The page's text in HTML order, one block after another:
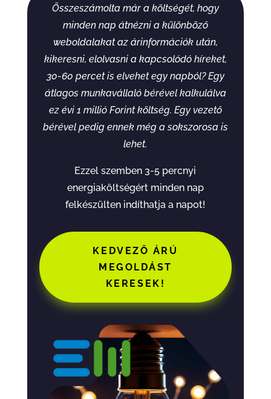
Összeszámolta már a költségét, hogy
minden nap átnézni a különböző
weboldalakat az árinformációk után,
kikeresni, elolvasni a kapcsolódó híreket,
30-60 percet is elvehet egy napból? Egy
átlagos munkavállaló bérével kalkulálva
ez évi 1 millió Forint költség. Egy vezető
bérével pedig ennek még a sokszorosa is
lehet.
Ezzel szemben 3-5 percnyi
energiaköltségért minden nap
felkészülten indíthatja a napot!
KEDVEZŐ ÁRÚ
MEGOLDÁST
KERESEK!